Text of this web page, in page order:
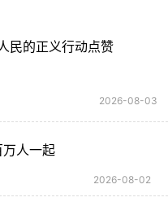
民的正义行动点赞
2026-08-03
人一起
2026-08-02